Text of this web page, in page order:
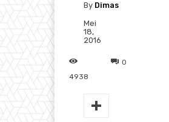
By Dimas
Mei
18,
2016
0
4938